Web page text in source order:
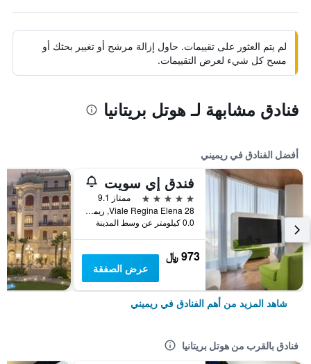
لم يتم العثور على تقييمات. حاول إزالة مرشح أو تغيير بحثك أو
مسح كل شيء لعرض التقييمات.
فنادق مشابهة لـ هوتل بريتانيا
أفضل الفنادق في ريميني
فندق إي سويت
5 نجوم
ممتاز 9.1
Viale Regina Elena 28, ريميني, مقاطعة ريميني, إيطاليا
0.0 كيلومتر عن وسط المدينة
973 ﷼
عرض الصفقة
شاهد المزيد من أهم الفنادق في ريميني
فنادق بالقرب من هوتل بريتانيا